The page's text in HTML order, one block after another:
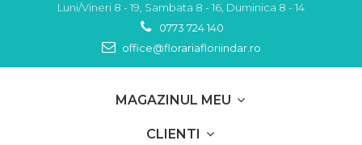
Luni/Vineri 8 - 19, Sambata 8 - 16, Duminica 8 - 14
0773 724 140
office@florariafloriindar.ro
MAGAZINUL MEU
CLIENTI